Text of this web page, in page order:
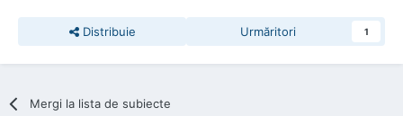
Distribuie Urmăritori 1
Mergi la lista de subiecte